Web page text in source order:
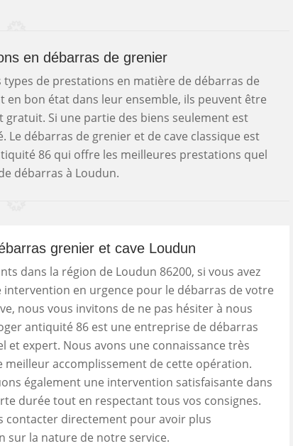
en débarras de grenier
de prestations en matière de débarras de
en bon état dans leur ensemble, ils peuvent être
gratuit. Si une partie des biens seulement est
débarras de grenier et de cave classique est
86 qui offre les meilleures prestations quel
débarras à Loudun.
grenier et cave Loudun
dans la région de Loudun 86200, si vous avez
intervention en urgence pour le débarras de votre
nous vous invitons de ne pas hésiter à nous
antiquité 86 est une entreprise de débarras
et expert. Nous avons une connaissance très
meilleur accomplissement de cette opération.
également une intervention satisfaisante dans
durée tout en respectant tous vos consignes.
contacter directement pour avoir plus
sur la nature de notre service.